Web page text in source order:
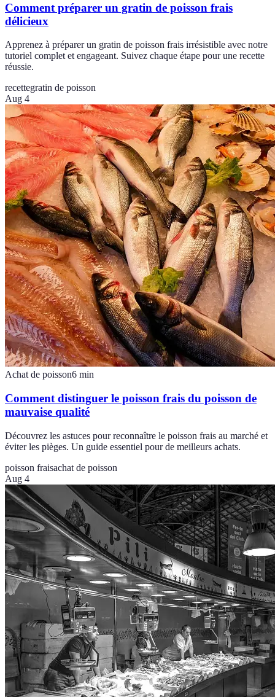
Comment préparer un gratin de poisson frais
délicieux
Apprenez à préparer un gratin de poisson frais irrésistible avec notre
tutoriel complet et engageant. Suivez chaque étape pour une recette
réussie.
recettegratin de poisson
Aug 4
Achat de poisson6 min
Comment distinguer le poisson frais du poisson de
mauvaise qualité
Découvrez les astuces pour reconnaître le poisson frais au marché et
éviter les pièges. Un guide essentiel pour de meilleurs achats.
poisson fraisachat de poisson
Aug 4